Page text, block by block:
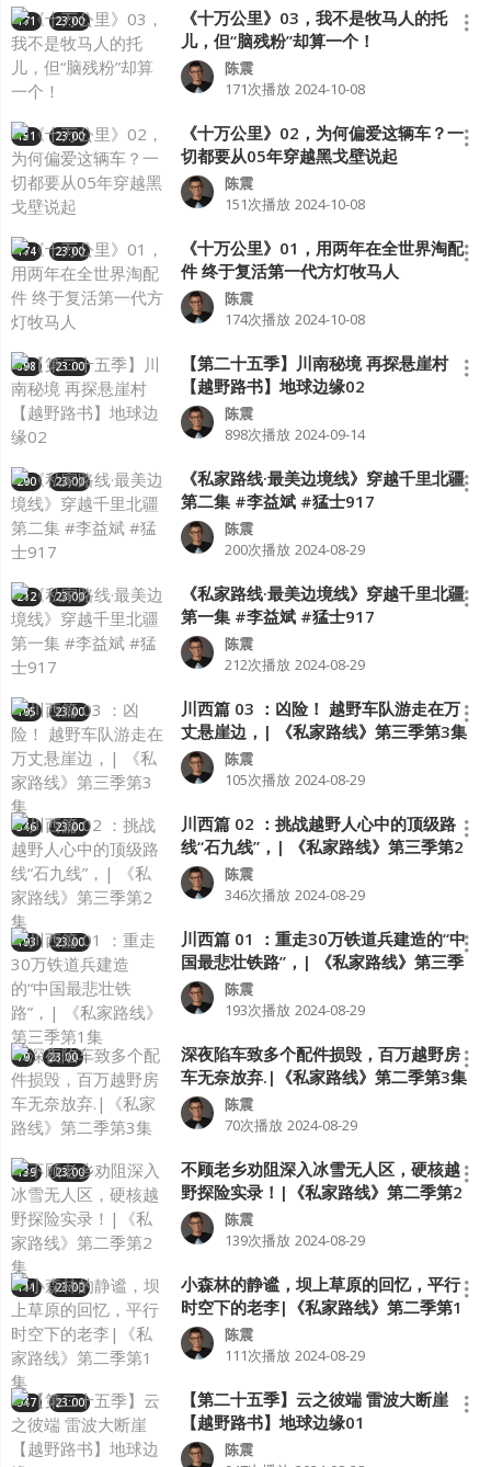
171 23:00
《十万公里》03，我不是牧马人的托
儿，但“脑残粉”却算一个！
陈震
171次播放 2024-10-08
151 23:00
《十万公里》02，为何偏爱这辆车？一
切都要从05年穿越黑戈壁说起
陈震
151次播放 2024-10-08
174 23:00
《十万公里》01，用两年在全世界淘配
件 终于复活第一代方灯牧马人
陈震
174次播放 2024-10-08
898 23:00
【第二十五季】川南秘境 再探悬崖村
【越野路书】地球边缘02
陈震
898次播放 2024-09-14
200 23:00
《私家路线·最美边境线》穿越千里北疆
第二集 #李益斌 #猛士917
陈震
200次播放 2024-08-29
212 23:00
《私家路线·最美边境线》穿越千里北疆
第一集 #李益斌 #猛士917
陈震
212次播放 2024-08-29
105 23:00
川西篇 03 ：凶险！ 越野车队游走在万
丈悬崖边，| 《私家路线》第三季第3集
陈震
105次播放 2024-08-29
346 23:00
川西篇 02 ：挑战越野人心中的顶级路
线“石九线”，| 《私家路线》第三季第2
集
陈震
346次播放 2024-08-29
193 23:00
川西篇 01 ：重走30万铁道兵建造的“中
国最悲壮铁路”，| 《私家路线》第三季
第1集
陈震
193次播放 2024-08-29
70 23:00
深夜陷车致多个配件损毁，百万越野房
车无奈放弃.|《私家路线》第二季第3集
陈震
70次播放 2024-08-29
139 23:00
不顾老乡劝阻深入冰雪无人区，硬核越
野探险实录！|《私家路线》第二季第2
集
陈震
139次播放 2024-08-29
111 23:00
小森林的静谧，坝上草原的回忆，平行
时空下的老李|《私家路线》第二季第1
集
陈震
111次播放 2024-08-29
947 23:00
【第二十五季】云之彼端 雷波大断崖
【越野路书】地球边缘01
陈震